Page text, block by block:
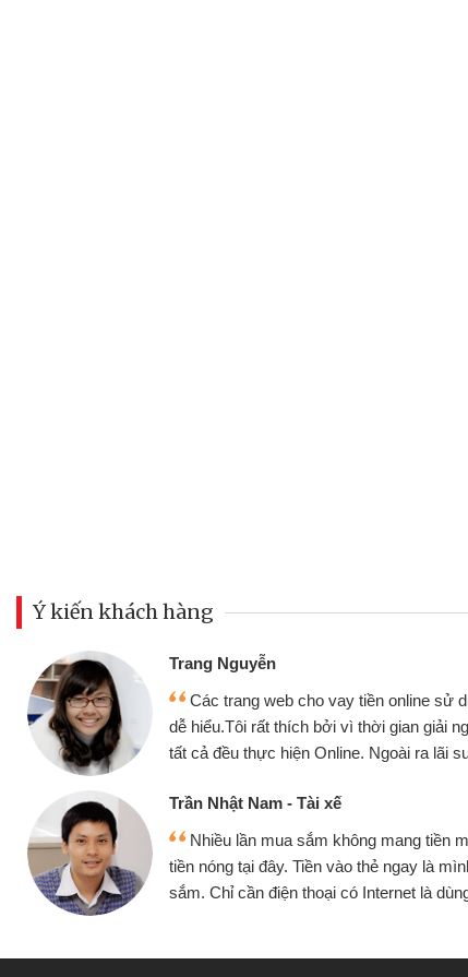
Ý kiến khách hàng
dụng thân thiện,
nhanh chóng
suất rất tốt
mặt mình đều vay
lại tiếp tục mua
được
Mình cần tiền
nhưng thật may đã
không cần gặp mặt
Tôi kinh doanh
hàng, nhờ biết đến
quyết được công